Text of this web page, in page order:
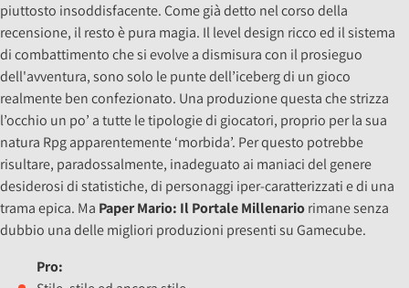
piuttosto insoddisfacente. Come già detto nel corso della
recensione, il resto è pura magia. Il level design ricco ed il sistema
di combattimento che si evolve a dismisura con il prosieguo
dell'avventura, sono solo le punte dell’iceberg di un gioco
realmente ben confezionato. Una produzione questa che strizza
l’occhio un po’ a tutte le tipologie di giocatori, proprio per la sua
natura Rpg apparentemente ‘morbida’. Per questo potrebbe
risultare, paradossalmente, inadeguato ai maniaci del genere
desiderosi di statistiche, di personaggi iper-caratterizzati e di una
trama epica. Ma Paper Mario: Il Portale Millenariorimane senza
dubbio una delle migliori produzioni presenti su Gamecube.
Pro: